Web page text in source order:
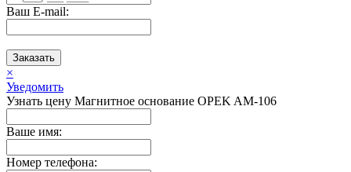
Ваш E-mail:
Заказать
×
Уведомить
Узнать цену Магнитное основание OPEK AM-106
Ваше имя:
Номер телефона: